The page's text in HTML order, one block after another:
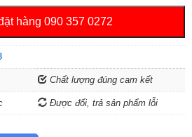
hàng 090 357 0272
Chất lượng đúng cam kết
Được đổi, trả sản phẩm lỗi